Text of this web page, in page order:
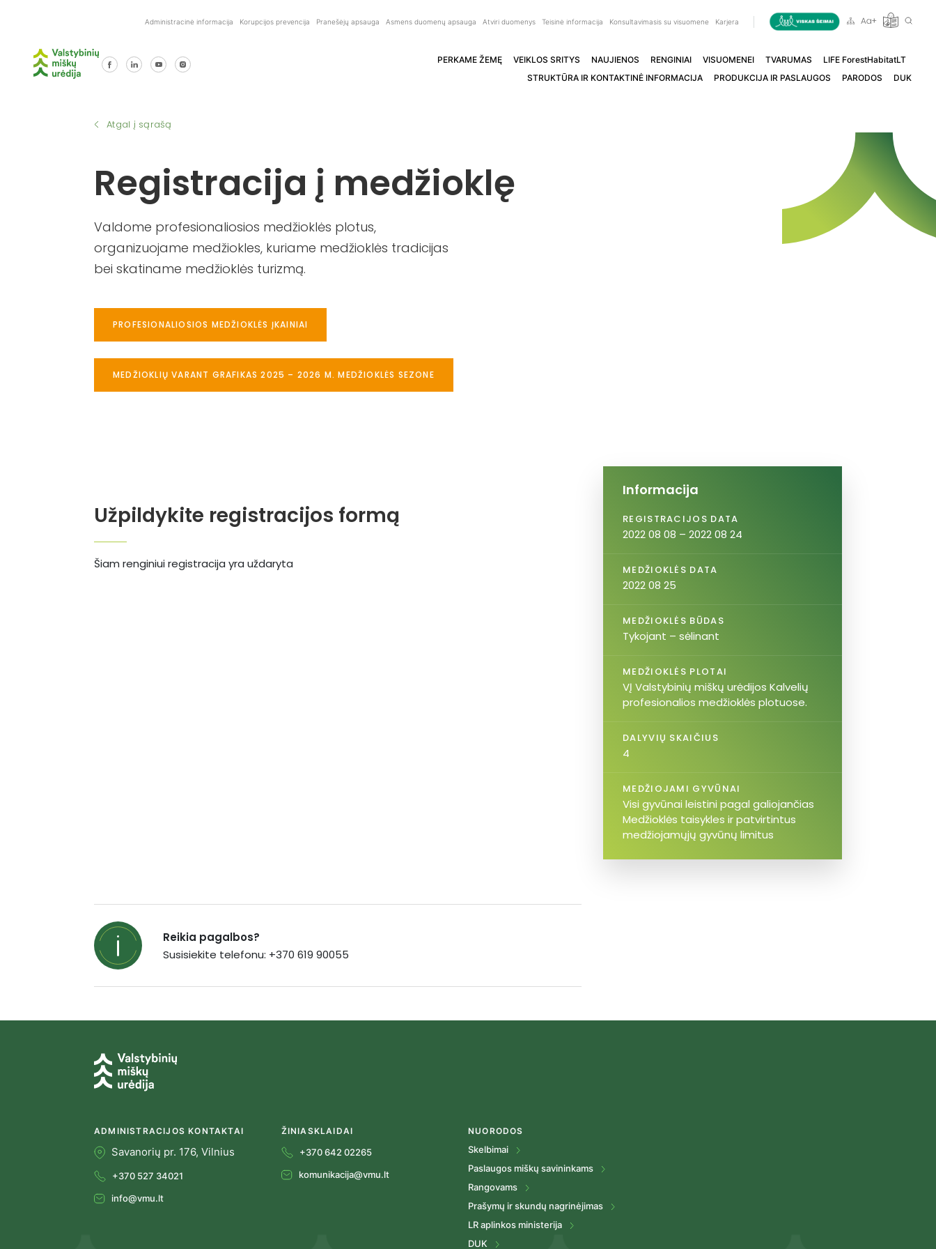
Administracinė informacija Korupcijos prevencija Pranešėjų apsauga Asmens duomenų apsauga Atviri duomenys Teisinė informacija Konsultavimasis su visuomene Karjera
PERKAME ŽEMĘ VEIKLOS SRITYS NAUJIENOS RENGINIAI VISUOMENEI TVARUMAS
LIFE ForestHabitatLT
STRUKTŪRA IR KONTAKTINĖ INFORMACIJA
PRODUKCIJA IR PASLAUGOS PARODOS DUK
Atgal į sąrašą
Registracija į medžioklę
Valdome profesionaliosios medžioklės plotus,
organizuojame medžiokles, kuriame medžioklės tradicijas
bei skatiname medžioklės turizmą.
PROFESIONALIOSIOS MEDŽIOKLĖS ĮKAINIAI
MEDŽIOKLIŲ VARANT GRAFIKAS 2025 – 2026 M. MEDŽIOKLĖS SEZONE
Užpildykite registracijos formą
Šiam renginiui registracija yra uždaryta
Informacija
REGISTRACIJOS DATA
2022 08 08 – 2022 08 24
MEDŽIOKLĖS DATA
2022 08 25
MEDŽIOKLĖS BŪDAS
Tykojant – sėlinant
MEDŽIOKLĖS PLOTAI
VĮ Valstybinių miškų urėdijos Kalvelių
profesionalios medžioklės plotuose.
DALYVIŲ SKAIČIUS
4
MEDŽIOJAMI GYVŪNAI
Visi gyvūnai leistini pagal galiojančias
Medžioklės taisykles ir patvirtintus
medžiojamųjų gyvūnų limitus
Reikia pagalbos?
Susisiekite telefonu: +370 619 90055
ADMINISTRACIJOS KONTAKTAI
Savanorių pr. 176, Vilnius
+370 527 34021
info@vmu.lt
ŽINIASKLAIDAI
+370 642 02265
komunikacija@vmu.lt
NUORODOS
Skelbimai
Paslaugos miškų savininkams
Rangovams
Prašymų ir skundų nagrinėjimas
LR aplinkos ministerija
DUK